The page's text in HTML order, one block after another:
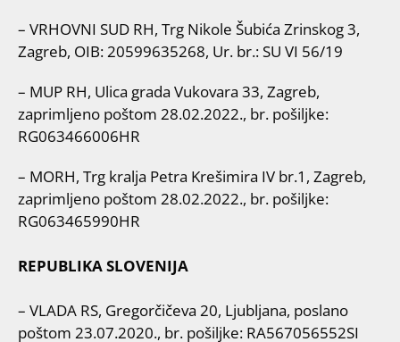
– VRHOVNI SUD RH, Trg Nikole Šubića Zrinskog 3,
Zagreb, OIB: 20599635268, Ur. br.: SU VI 56/19
– MUP RH, Ulica grada Vukovara 33, Zagreb,
zaprimljeno poštom 28.02.2022., br. pošiljke:
RG063466006HR
– MORH, Trg kralja Petra Krešimira IV br.1, Zagreb,
zaprimljeno poštom 28.02.2022., br. pošiljke:
RG063465990HR
REPUBLIKA SLOVENIJA
– VLADA RS, Gregorčičeva 20, Ljubljana, poslano
poštom 23.07.2020., br. pošiljke: RA567056552SI